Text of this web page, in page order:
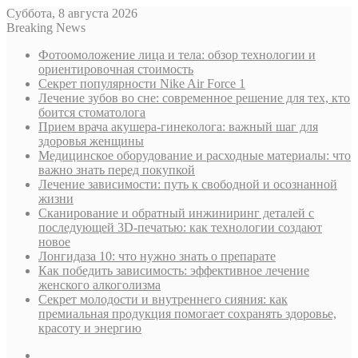
Суббота, 8 августа 2026
Breaking News
Фотоомоложение лица и тела: обзор технологии и
ориентировочная стоимость
Секрет популярности Nike Air Force 1
Лечение зубов во сне: современное решение для тех, кто
боится стоматолога
Прием врача акушера-гинеколога: важный шаг для
здоровья женщины
Медицинское оборудование и расходные материалы: что
важно знать перед покупкой
Лечение зависимости: путь к свободной и осознанной
жизни
Сканирование и обратный инжиниринг деталей с
последующей 3D-печатью: как технологии создают
новое
Лонгидаза 10: что нужно знать о препарате
Как победить зависимость: эффективное лечение
женского алкоголизма
Секрет молодости и внутреннего сияния: как
премиальная продукция помогает сохранять здоровье,
красоту и энергию